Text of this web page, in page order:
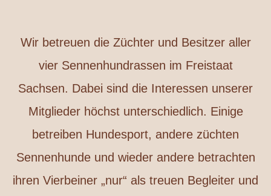
Wir betreuen die Züchter und Besitzer aller
vier Sennenhundrassen im Freistaat
Sachsen. Dabei sind die Interessen unserer
Mitglieder höchst unterschiedlich. Einige
betreiben Hundesport, andere züchten
Sennenhunde und wieder andere betrachten
ihren Vierbeiner „nur“ als treuen Begleiter und